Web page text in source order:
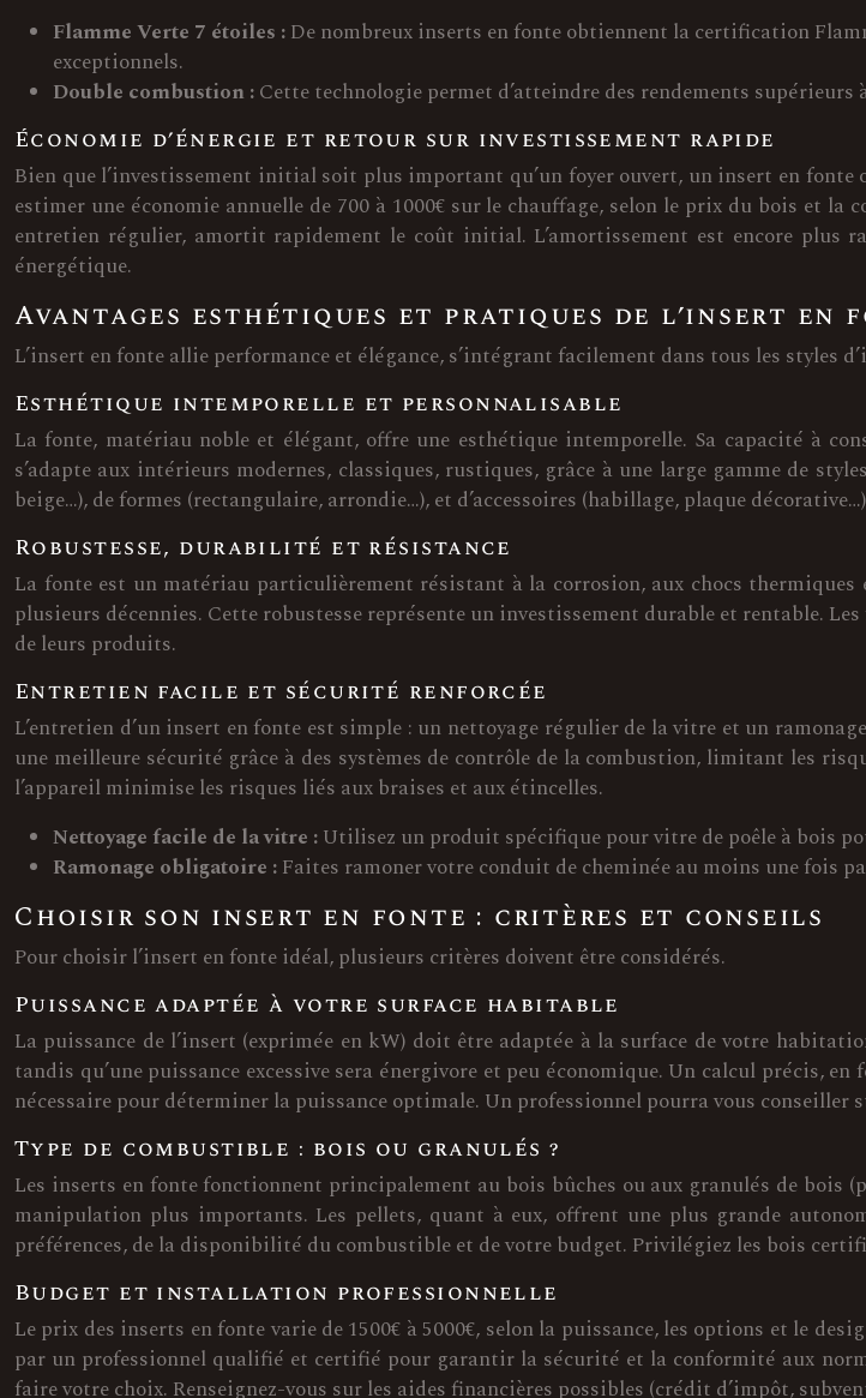
Flamme Verte 7 étoiles :De nombreux inserts en fonte obtiennent la certification
exceptionnels.
Double combustion :Cette technologie permet d’atteindre des rendements
Économie d’énergie et retour sur investissement rapide
Bien que l’investissement initial soit plus important qu’un foyer ouvert, un insert en fonte
estimer une économie annuelle de 700 à 1000€ sur le chauffage, selon le prix du bois et
entretien régulier, amortit rapidement le coût initial. L’amortissement est encore plus
énergétique.
Avantages esthétiques et pratiques de l’insert en
L’insert en fonte allie performance et élégance, s’intégrant facilement dans tous les styles
Esthétique intemporelle et personnalisable
La fonte, matériau noble et élégant, offre une esthétique intemporelle. Sa capacité à
s’adapte aux intérieurs modernes, classiques, rustiques, grâce à une large gamme de
beige…), de formes (rectangulaire, arrondie…), et d’accessoires (habillage, plaque
Robustesse, durabilité et résistance
La fonte est un matériau particulièrement résistant à la corrosion, aux chocs
plusieurs décennies. Cette robustesse représente un investissement durable et rentable.
de leurs produits.
Entretien facile et sécurité renforcée
L’entretien d’un insert en fonte est simple : un nettoyage régulier de la vitre et un
une meilleure sécurité grâce à des systèmes de contrôle de la combustion, limitant les
l’appareil minimise les risques liés aux braises et aux étincelles.
Nettoyage facile de la vitre :Utilisez un produit spécifique pour vitre de poêle à bois
Ramonage obligatoire :Faites ramoner votre conduit de cheminée au moins une fois
Choisir son insert en fonte : critères et conseils
Pour choisir l’insert en fonte idéal, plusieurs critères doivent être considérés.
Puissance adaptée à votre surface habitable
La puissance de l’insert (exprimée en kW) doit être adaptée à la surface de votre
tandis qu’une puissance excessive sera énergivore et peu économique. Un calcul précis,
nécessaire pour déterminer la puissance optimale. Un professionnel pourra vous conseiller
Type de combustible : bois ou granulés ?
Les inserts en fonte fonctionnent principalement au bois bûches ou aux granulés de bois
manipulation plus importants. Les pellets, quant à eux, offrent une plus grande
préférences, de la disponibilité du combustible et de votre budget. Privilégiez les bois
Budget et installation professionnelle
Le prix des inserts en fonte varie de 1500€ à 5000€, selon la puissance, les options et le
par un professionnel qualifié et certifié pour garantir la sécurité et la conformité aux
faire votre choix. Renseignez-vous sur les aides financières possibles (crédit d’impôt,